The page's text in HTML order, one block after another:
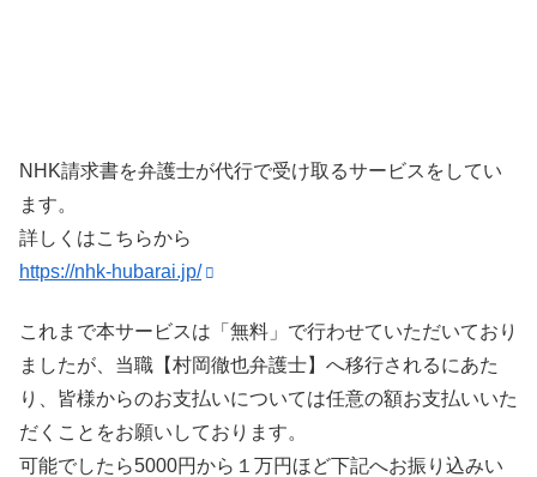
NHK請求書を弁護士が代行で受け取るサービスをしてい
ます。
詳しくはこちらから
https://nhk-hubarai.jp/
これまで本サービスは「無料」で行わせていただいており
ましたが、当職【村岡徹也弁護士】へ移行されるにあた
り、皆様からのお支払いについては任意の額お支払いいた
だくことをお願いしております。
可能でしたら5000円から１万円ほど下記へお振り込みい